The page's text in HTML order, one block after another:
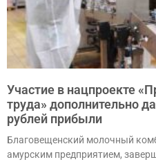
Участие в нацпроекте
труда» дополнительно
рублей прибыли
Благовещенский молочный
амурским предприятием,